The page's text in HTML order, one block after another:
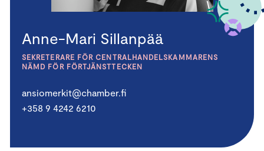
Anne-Mari Sillanpää
SEKRETERARE FÖR CENTRALHANDELSKAMMARENS
NÄMD FÖR FÖRTJÄNSTTECKEN
ansiomerkit@chamber.fi
+358 9 4242 6210